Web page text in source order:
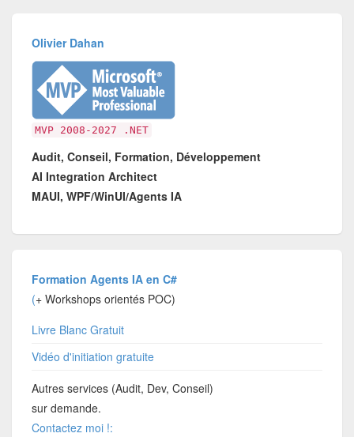
Olivier Dahan
MVP 2008-2027 .NET
Audit, Conseil, Formation, Développement
AI Integration Architect
MAUI, WPF/WinUI/Agents IA
Formation Agents IA en C#
(+ Workshops orientés POC)
Livre Blanc Gratuit
Vidéo d'initiation gratuite
Autres services (Audit, Dev, Conseil)
sur demande.
Contactez moi !: